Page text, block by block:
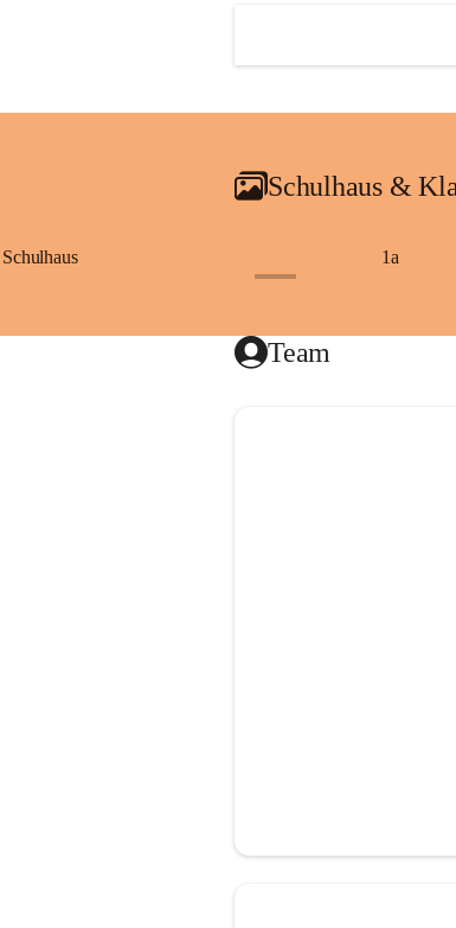
Schulhaus &
Schulhaus 1a
Team